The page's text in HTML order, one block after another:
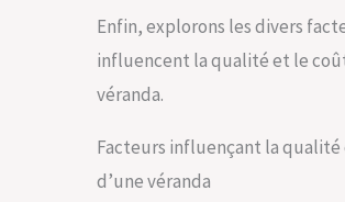
Enfin, explorons les divers
influencent la qualité et le
véranda.
Facteurs influençant la
d’une véranda